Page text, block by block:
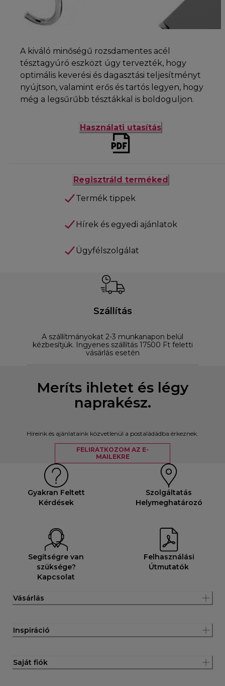
A kiváló minőségű rozsdamentes acél
tésztagyúró eszközt úgy tervezték, hogy
optimális keverési és dagasztási teljesítményt
nyújtson, valamint erős és tartós legyen, hogy
még a legsűrűbb tésztákkal is boldoguljon.
Használati utasítás
Regisztráld terméked
Termék tippek
Hírek és egyedi ajánlatok
Ügyfélszolgálat
Szállítás
A szállítmányokat 2-3 munkanapon belül
kézbesítjük. Ingyenes szállítás 17500 Ft feletti
vásárlás esetén
Meríts ihletet és légy
naprakész.
Híreink és ajánlataink közvetlenül a postaládádba érkeznek.
FELIRATKOZOM AZ E-
MAILEKRE
Gyakran Feltett
Kérdések
Szolgáltatás
Helymeghatározó
Segítségre van
szüksége?
Kapcsolat
Felhasználási
Útmutatók
Vásárlás
Inspiráció
Saját fiók